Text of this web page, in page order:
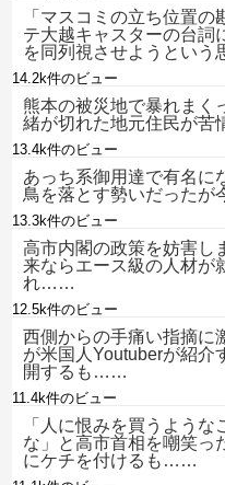
「マスコミの立ち位置
テ大越キャスターの台詞
を同列視させようという
14.2k件のビュー
熊本の被災地で暴れまく
緒が切れた地元住民が
13.4k件のビュー
あっち系御用達で有名に
鳥を落とす勢いだった
13.3k件のビュー
高市内閣の政策を妨害し
来ならエース級の人材が
れ……
12.5k件のビュー
西側からの手痛い指摘に
が米国人Youtuberが紹介
開するも……
11.4k件のビュー
「人に恨みを買うよう
な」と高市首相を嘲笑っ
にケチを付けるも……